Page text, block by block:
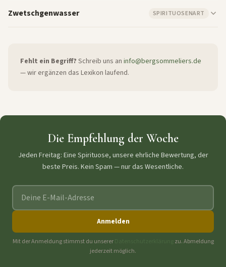
Zwetschgenwasser SPIRITUOSENART
Fehlt ein Begriff? Schreib uns an info@bergsommeliers.de
— wir ergänzen das Lexikon laufend.
Die Empfehlung der Woche
Jeden Freitag: Eine Spirituose, unsere ehrliche Bewertung, der
beste Preis. Kein Spam — nur das Wesentliche.
E-Mail-Adresse
Anmelden
Mit der Anmeldung stimmst du unserer
zu. Abmeldung
jederzeit möglich.